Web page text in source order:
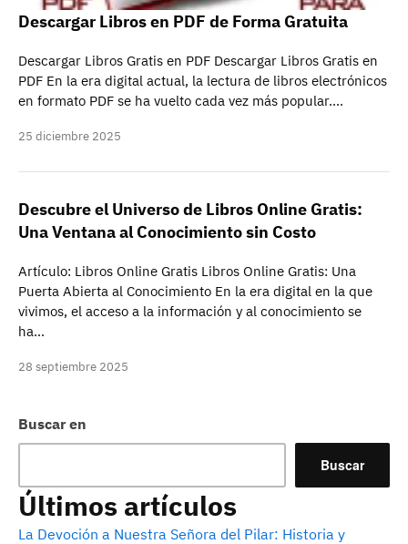
Buscar en
Buscar
Últimos artículos
La Devoción a Nuestra Señora del Pilar: Historia y
Descargar Libros en PDF de Forma Gratuita
Descargar Libros Gratis en PDF Descargar Libros Gratis en
PDF En la era digital actual, la lectura de libros electrónicos
en formato PDF se ha vuelto cada vez más popular.…
25 diciembre 2025
Descubre el Universo de Libros Online Gratis:
Una Ventana al Conocimiento sin Costo
Artículo: Libros Online Gratis Libros Online Gratis: Una
Puerta Abierta al Conocimiento En la era digital en la que
vivimos, el acceso a la información y al conocimiento se
ha…
28 septiembre 2025